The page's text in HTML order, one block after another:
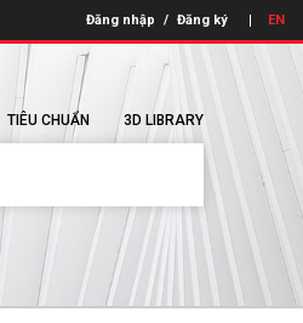
Đăng nhập / Đăng ký EN
TIÊU CHUẨN 3D LIBRARY